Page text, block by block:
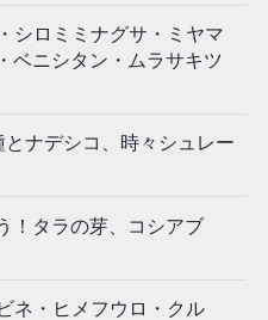
シロミミナグサ・ミヤマ
ベニシタン・ムラサキツ
ナデシコ、時々シュレー
！タラの芽、コシアブ
ネ・ヒメフウロ・クル